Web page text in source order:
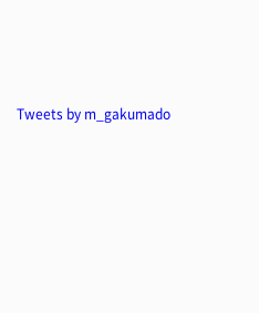
Tweets by m_gakumado